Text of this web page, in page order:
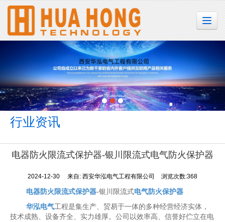
很遗憾，因您的浏览器版本过低导致无法获得最佳浏览体验，推荐下载安装谷歌浏览器！
行业资讯
电器防火限流式保护器-银川限流式电气防火保护器
2024-12-30 来自: 西安华泓电气工程有限公司 浏览次数:368
电器防火限流式保护器-银川限流式电气防火保护器
华泓电气工程是集生产、贸易于一体的多种经营经济实体，
技术成熟、设备齐全、实力雄厚。公司以效率高、信誉好伫立在电